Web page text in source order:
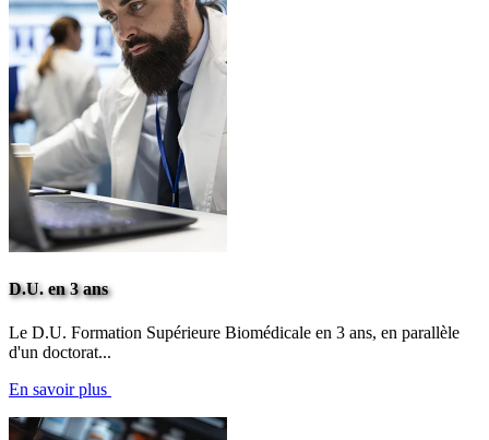
D.U. en 3 ans
Le D.U. Formation Supérieure Biomédicale en 3 ans, en parallèle
d'un doctorat...
En savoir plus